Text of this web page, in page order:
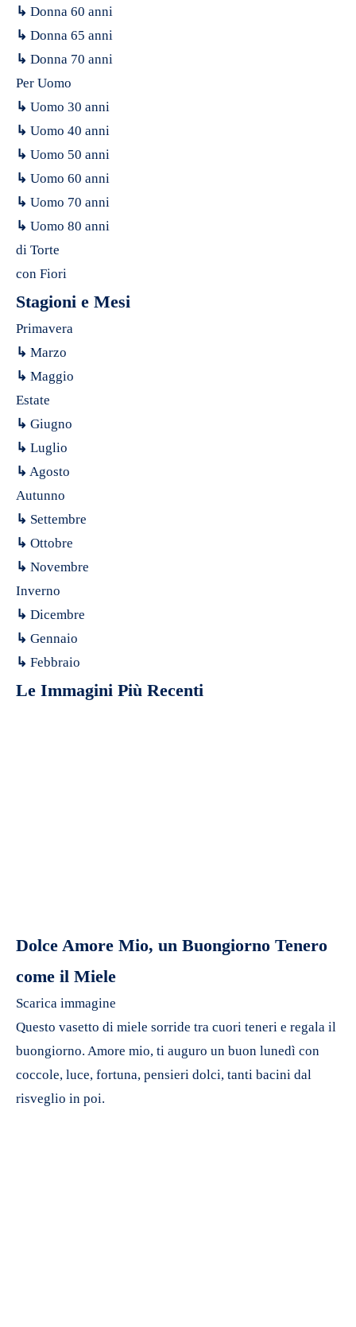
↳ Donna 60 anni
↳ Donna 65 anni
↳ Donna 70 anni
Per Uomo
↳ Uomo 30 anni
↳ Uomo 40 anni
↳ Uomo 50 anni
↳ Uomo 60 anni
↳ Uomo 70 anni
↳ Uomo 80 anni
di Torte
con Fiori
Stagioni e Mesi
Primavera
↳ Marzo
↳ Maggio
Estate
↳ Giugno
↳ Luglio
↳ Agosto
Autunno
↳ Settembre
↳ Ottobre
↳ Novembre
Inverno
↳ Dicembre
↳ Gennaio
↳ Febbraio
Le Immagini Più Recenti
Dolce Amore Mio, un Buongiorno Tenero
come il Miele
Scarica immagine
Questo vasetto di miele sorride tra cuori teneri e regala il
buongiorno. Amore mio, ti auguro un buon lunedì con
coccole, luce, fortuna, pensieri dolci, tanti bacini dal
risveglio in poi.